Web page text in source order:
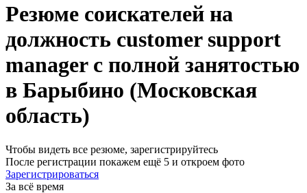
Резюме соискателей на
должность customer support
manager с полной занятостью
в Барыбино (Московская
область)
Чтобы видеть все резюме, зарегистрируйтесь
После регистрации покажем ещё 5 и откроем фото
Зарегистрироваться
За всё время